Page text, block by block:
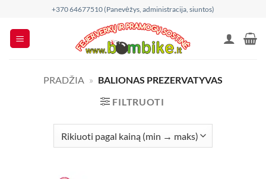
content
+370 64677510 (Panevėžys, administracija, siuntos)
PRADŽIA » BALIONAS PREZERVATYVAS
FILTRUOTI